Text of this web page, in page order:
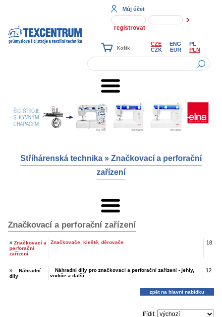
Můj účet
registrovat
CZE ENG
PL
CZK
EUR PLN
Stříhárenská technika » Značkovací a perforační
zařízení
Značkovací a perforační zařízení
» Značkovací a
perforační
zařízení
Značkovače, kleště, děrovače 18
»
Náhradní
díly
Náhradní díly pro značkovací a perforační zařízení - jehly,
vodiče a další
12
zpět na hlavní nabídku
třídit: